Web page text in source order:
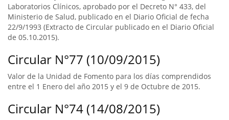
Laboratorios Clínicos, aprobado por el Decreto N° 433, del
Ministerio de Salud, publicado en el Diario Oficial de fecha
22/9/1993 (Extracto de Circular publicado en el Diario Oficial
de 05.10.2015).
Circular N°77 (10/09/2015)
Valor de la Unidad de Fomento para los días comprendidos
entre el 1 Enero del año 2015 y el 9 de Octubre de 2015.
Circular N°74 (14/08/2015)